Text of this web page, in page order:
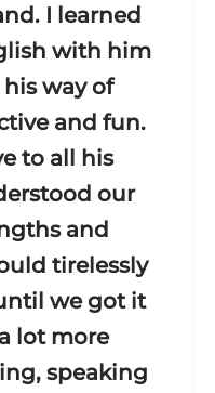
I learned
with him
way of
and fun.
to all his
our
and
tirelessly
we got it
lot more
speaking